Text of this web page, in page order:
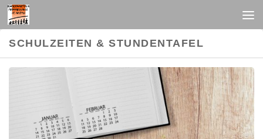
Unter dem Inhalt
SCHULZEITEN & STUNDENTAFEL